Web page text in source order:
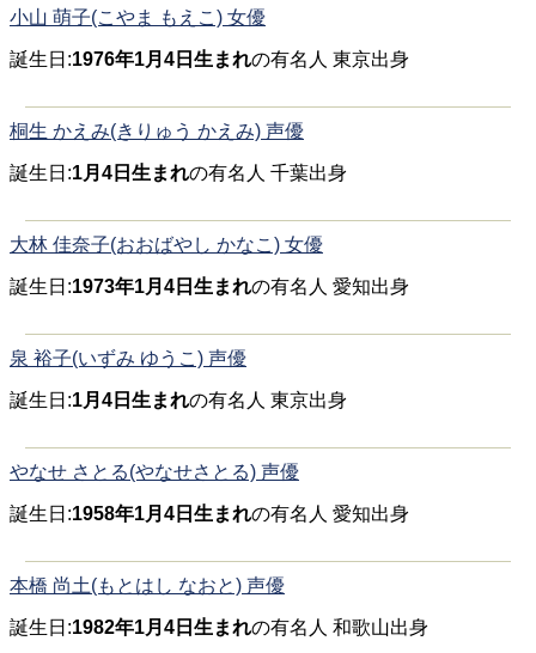
小山 萌子(こやま もえこ) 女優
誕生日:1976年1月4日生まれの有名人 東京出身
桐生 かえみ(きりゅう かえみ) 声優
誕生日:1月4日生まれの有名人 千葉出身
大林 佳奈子(おおばやし かなこ) 女優
誕生日:1973年1月4日生まれの有名人 愛知出身
泉 裕子(いずみ ゆうこ) 声優
誕生日:1月4日生まれの有名人 東京出身
やなせ さとる(やなせさとる) 声優
誕生日:1958年1月4日生まれの有名人 愛知出身
本橋 尚土(もとはし なおと) 声優
誕生日:1982年1月4日生まれの有名人 和歌山出身